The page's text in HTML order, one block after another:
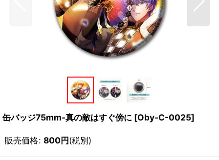
缶バッジ75mm-真の敵はすぐ傍に [Oby-C-0025]
販売価格: 800円(税別)